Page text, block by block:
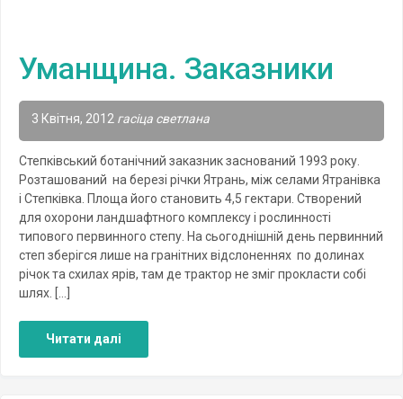
Уманщина. Заказники
3 Квітня, 2012 гасіца светлана
Степківський ботанічний заказник заснований 1993 року.
Розташований на березі річки Ятрань, між селами Ятранівка
і Степківка. Площа його становить 4,5 гектари. Створений
для охорони ландшафтного комплексу і рослинності
типового первинного степу. На сьогоднішній день первинний
степ зберігся лише на гранітних відслоненнях по долинах
річок та схилах ярів, там де трактор не зміг прокласти собі
шлях. […]
Читати далі